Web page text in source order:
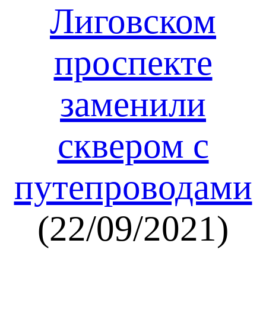
Лиговском
проспекте
заменили
сквером с
путепроводами
(22/09/2021)